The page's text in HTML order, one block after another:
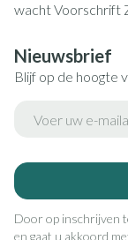
wachtVoorschrift
Nieuwsbrief
Blijf op de hoogte
Door op inschrijven
en gaat u akkoord